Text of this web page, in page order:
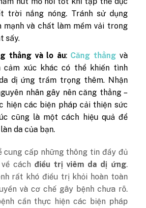
trời nắng nóng. Tránh sử dụng
và chất làm mềm vải trong
sấy.
thẳng và lo âu: Căng thẳng và
cảm xúc khác có thể khiến tình
dị ứng trầm trọng thêm. Nhận
nhân gây nên căng thẳng –
hiện các biện pháp cải thiện sức
cũng là một cách hiệu quả để
da của bạn.
cung cấp những thông tin đầy đủ
cách điều trị viêm da dị ứng.
rất khó điều trị khỏi hoàn toàn
và cơ chế gây bệnh chưa rõ.
cần thực hiện các biện pháp